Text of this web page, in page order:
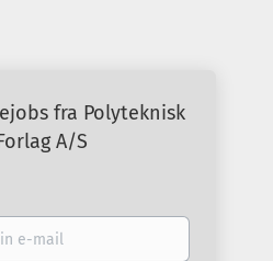
fra Polyteknisk
A/S